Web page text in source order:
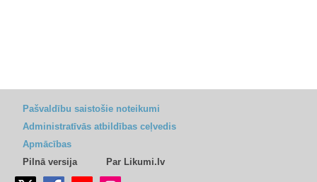
Pašvaldību saistošie noteikumi
Administratīvās atbildības ceļvedis
Apmācības
Pilnā versija
Par Likumi.lv